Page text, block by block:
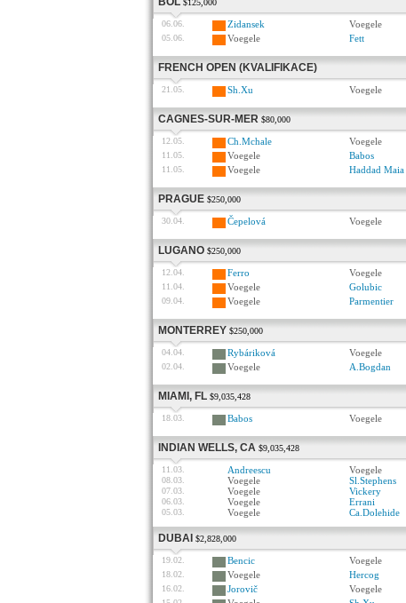
$125,000
06.06. Zidansek Voegele
05.06. Voegele Fett
FRENCH OPEN (KVALIFIKACE)
21.05. Sh.Xu Voegele
CAGNES-SUR-MER $80,000
12.05. Ch.Mchale Voegele
11.05. Voegele Babos
11.05. Voegele Haddad Maia
PRAGUE $250,000
30.04. Čepelová Voegele
LUGANO $250,000
12.04. Ferro Voegele
11.04. Voegele Golubic
09.04. Voegele Parmentier
MONTERREY $250,000
04.04. Rybáriková Voegele
02.04. Voegele A.Bogdan
MIAMI, FL $9,035,428
18.03. Babos Voegele
INDIAN WELLS, CA $9,035,428
11.03. Andreescu Voegele
08.03. Voegele Sl.Stephens
07.03. Voegele Vickery
06.03. Voegele Errani
05.03. Voegele Ca.Dolehide
DUBAI $2,828,000
19.02. Bencic Voegele
18.02. Voegele Hercog
16.02. Jorovič Voegele